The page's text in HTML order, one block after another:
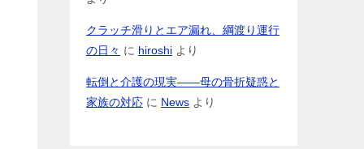
クラッチ滑りとエア漏れ、綱渡り運行
の日々 に hiroshi より
転倒と介護の現実――母の骨折疑惑と
家族の対応 に News より